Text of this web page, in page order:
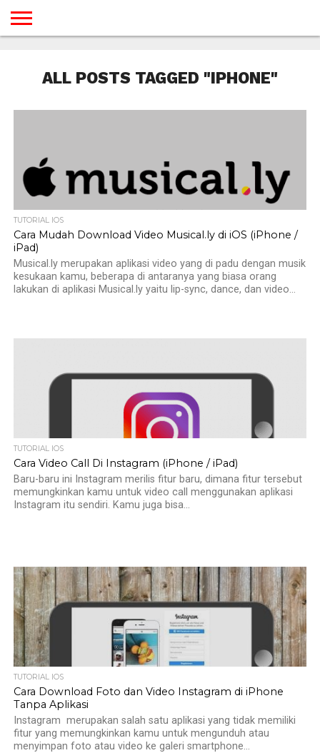
GAMES
DESAIN
ANDROID
IOS
YOUTUBE
INTERNET
WINDOWS
LINUX
MACINTOSH
MESSENGER
BLOGSPOT
WORDPRESS
PEMROGRAMAN
SEO
WEB
SERVER
ALL POSTS TAGGED "IPHONE"
TUTORIAL IOS
Cara Mudah Download Video Musical.ly di iOS (iPhone /
iPad)
Musical.ly merupakan aplikasi video yang di padu dengan musik
kesukaan kamu, beberapa di antaranya yang biasa orang
lakukan di aplikasi Musical.ly yaitu lip-sync, dance, dan video...
TUTORIAL IOS
Cara Video Call Di Instagram (iPhone / iPad)
Baru-baru ini Instagram merilis fitur baru, dimana fitur tersebut
memungkinkan kamu untuk video call menggunakan aplikasi
Instagram itu sendiri. Kamu juga bisa...
TUTORIAL IOS
Cara Download Foto dan Video Instagram di iPhone
Tanpa Aplikasi
Instagram merupakan salah satu aplikasi yang tidak memiliki
fitur yang memungkinkan kamu untuk mengunduh atau
menyimpan foto atau video ke galeri smartphone...